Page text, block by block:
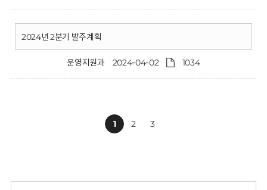
2024년 2분기 발주계획
운영지원과 2024-04-02 1034
1 2 3